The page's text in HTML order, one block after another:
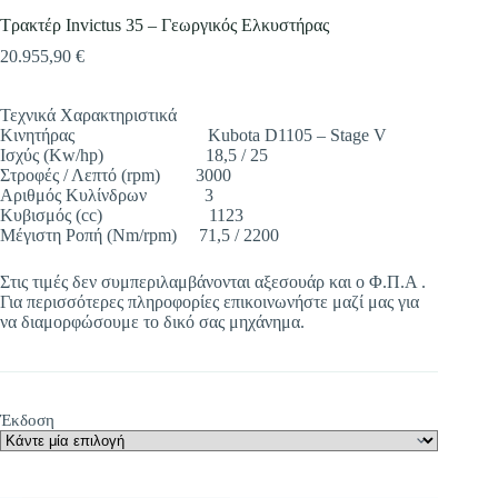
Τρακτέρ Invictus 35 – Γεωργικός Ελκυστήρας
20.955,90 €
Τεχνικά Χαρακτηριστικά
Κινητήρας Kubota D1105 – Stage V
Ισχύς (Kw/hp) 18,5 / 25
Στροφές / Λεπτό (rpm) 3000
Αριθμός Κυλίνδρων 3
Κυβισμός (cc) 1123
Μέγιστη Ροπή (Nm/rpm) 71,5 / 2200
Στις τιμές δεν συμπεριλαμβάνονται αξεσουάρ και ο Φ.Π.Α .
Για περισσότερες πληροφορίες επικοινωνήστε μαζί μας για
να διαμορφώσουμε το δικό σας μηχάνημα.
Έκδοση